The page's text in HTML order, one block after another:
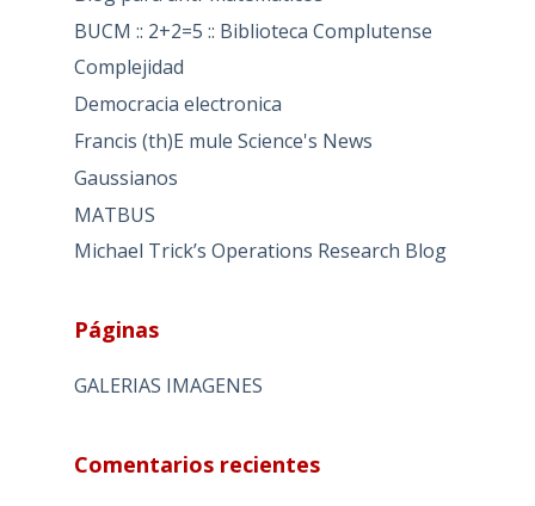
BUCM :: 2+2=5 :: Biblioteca Complutense
Complejidad
Democracia electronica
Francis (th)E mule Science's News
Gaussianos
MATBUS
Michael Trick’s Operations Research Blog
Páginas
GALERIAS IMAGENES
Comentarios recientes